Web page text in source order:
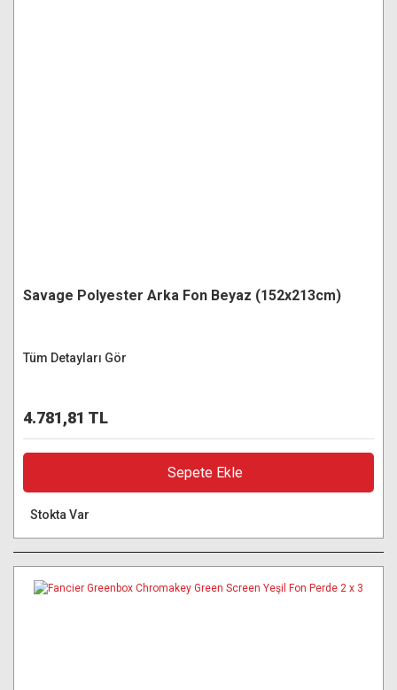
Savage Polyester Arka Fon Beyaz (152x213cm)
Tüm Detayları Gör
4.781,81 TL
Sepete Ekle
Stokta Var